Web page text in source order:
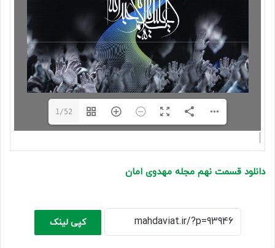
1/52
دانلود قسمت نهم مجله مهدوی امان
کپی لینک